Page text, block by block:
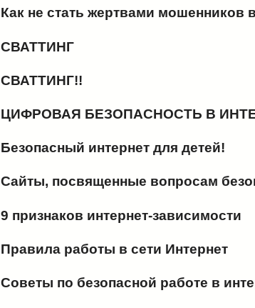
Как не стать жертвами мошенников
СВАТТИНГ
СВАТТИНГ!!
ЦИФРОВАЯ БЕЗОПАСНОСТЬ В
Безопасный интернет для детей!
Сайты, посвященные вопросам
9 признаков интернет-зависимости
Правила работы в сети Интернет
Советы по безопасной работе в